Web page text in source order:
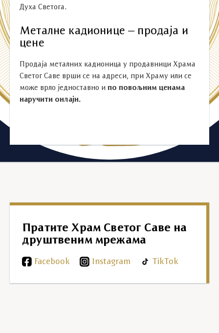
Духа Светога.
Металне кадионице – продаја и
цене
Продаја металних кадионица у продавници Храма
Светог Саве врши се на адреси, при Храму или се
може врло једноставно и по повољним ценама
наручити онлајн.
Пратите Храм Светог Саве на
друштвеним мрежама
Facebook Instagram TikTok